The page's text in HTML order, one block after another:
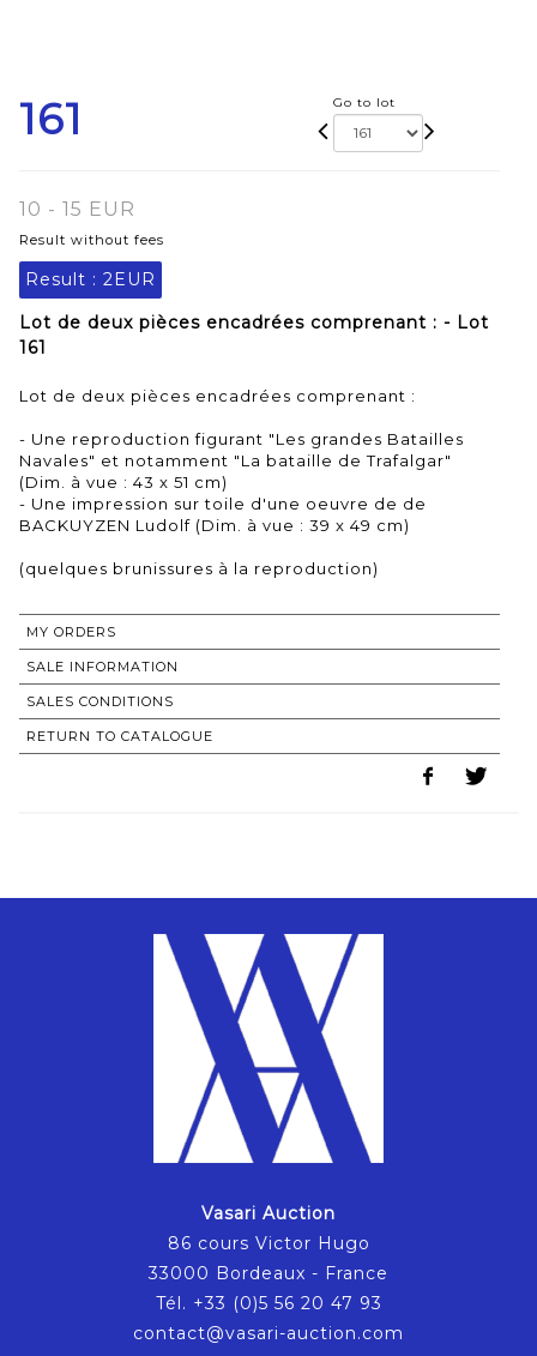
161 Go to lot
10 - 15 EUR
Result without fees
Result : 2EUR
Lot de deux pièces encadrées comprenant : - Lot
161
Lot de deux pièces encadrées comprenant :
- Une reproduction figurant "Les grandes Batailles
Navales" et notamment "La bataille de Trafalgar"
(Dim. à vue : 43 x 51 cm)
- Une impression sur toile d'une oeuvre de de
BACKUYZEN Ludolf (Dim. à vue : 39 x 49 cm)
(quelques brunissures à la reproduction)
MY ORDERS
SALE INFORMATION
SALES CONDITIONS
RETURN TO CATALOGUE
Vasari Auction
86 cours Victor Hugo
33000 Bordeaux - France
Tél. +33 (0)5 56 20 47 93
contact@vasari-auction.com